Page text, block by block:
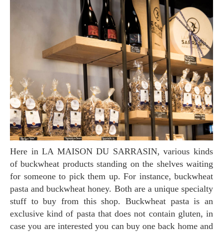
Here in LA MAISON DU SARRASIN, various kinds
of buckwheat products standing on the shelves waiting
for someone to pick them up. For instance, buckwheat
pasta and buckwheat honey. Both are a unique specialty
stuff to buy from this shop. Buckwheat pasta is an
exclusive kind of pasta that does not contain gluten, in
case you are interested you can buy one back home and